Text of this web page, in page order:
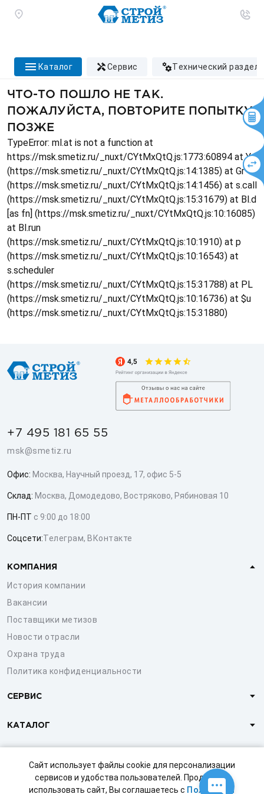
Сайт использует файлы cookie для персонализации
сервисов и удобства пользователей. Продолжая
использовать сайт, Вы соглашаетесь с Политикой
каталог сервис технический раздел
ЧТО-ТО ПОШЛО НЕ ТАК.
ПОЖАЛУЙСТА, ПОВТОРИТЕ ПОПЫТКУ
ПОЗЖЕ
TypeError: ml.at is not a function at
https://msk.smetiz.ru/_nuxt/CYtMxQtQ.js:1773:60894 at Ys
(https://msk.smetiz.ru/_nuxt/CYtMxQtQ.js:14:1385) at Gr
(https://msk.smetiz.ru/_nuxt/CYtMxQtQ.js:14:1456) at s.call
(https://msk.smetiz.ru/_nuxt/CYtMxQtQ.js:15:31679) at Bl.d
[as fn] (https://msk.smetiz.ru/_nuxt/CYtMxQtQ.js:10:16085)
at Bl.run
(https://msk.smetiz.ru/_nuxt/CYtMxQtQ.js:10:1910) at p
(https://msk.smetiz.ru/_nuxt/CYtMxQtQ.js:10:16543) at
s.scheduler
(https://msk.smetiz.ru/_nuxt/CYtMxQtQ.js:15:31788) at PL
(https://msk.smetiz.ru/_nuxt/CYtMxQtQ.js:10:16736) at $u
(https://msk.smetiz.ru/_nuxt/CYtMxQtQ.js:15:31880)
+7 495 181 65 55
msk@smetiz.ru
Офис: Москва, Научный проезд, 17, офис 5-5
Склад: Москва, Домодедово, Востряково, Рябиновая 10
ПН-ПТ с 9:00 до 18:00
Соцсети:Телеграм, ВКонтакте
КОМПАНИЯ
История компании
Вакансии
Поставщики метизов
Новости отрасли
Охрана труда
Политика конфиденциальности
СЕРВИС
КАТАЛОГ